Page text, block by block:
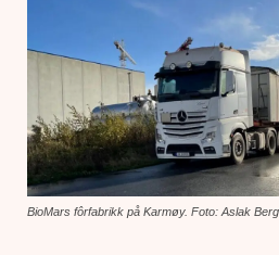
BioMars fôrfabrikk på Karmøy. Foto: Aslak